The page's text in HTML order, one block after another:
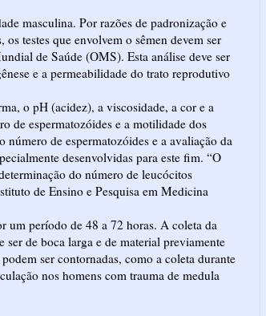
masculina. Por razões de padronização e
testes que envolvem o sêmen devem ser
de Saúde (OMS). Esta análise deve ser
e a permeabilidade do trato reprodutivo
o pH (acidez), a viscosidade, a cor e a
de espermatozóides e a motilidade dos
de espermatozóides e a avaliação da
desenvolvidas para este fim. “O
do número de leucócitos
de Ensino e Pesquisa em Medicina
um período de 48 a 72 horas. A coleta da
de boca larga e de material previamente
ser contornadas, como a coleta durante
nos homens com trauma de medula